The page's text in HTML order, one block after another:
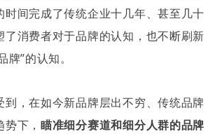
时间完成了传统企业十几年、甚至几十
了消费者对于品牌的认知，也不断刷新
牌”的认知。
到，在如今新品牌层出不穷、传统品牌
下， 瞄准细分赛道和细分人群的品牌